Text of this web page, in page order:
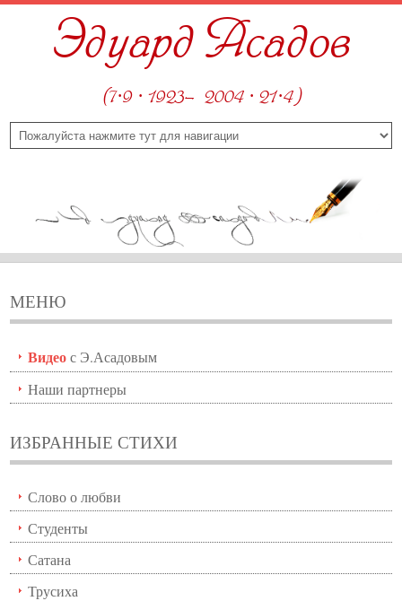
Эдуард Асадов
(7·9 · 1923—2004 · 21·4)
МЕНЮ
Видеос Э.Асадовым
Наши партнеры
ИЗБРАННЫЕ СТИХИ
Слово о любви
Студенты
Сатана
Трусиха